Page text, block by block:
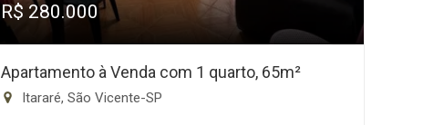
R$ 280.000
Apartamento à Venda com 1 quarto, 65m²
Itararé, São Vicente-SP